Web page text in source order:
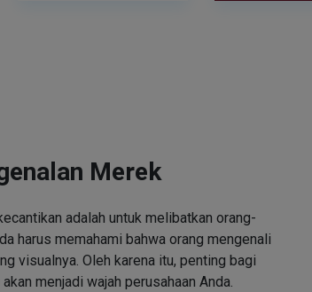
Merek
adalah untuk melibatkan orang-
harus memahami bahwa orang mengenali
visualnya. Oleh karena itu, penting bagi
menjadi wajah perusahaan Anda.